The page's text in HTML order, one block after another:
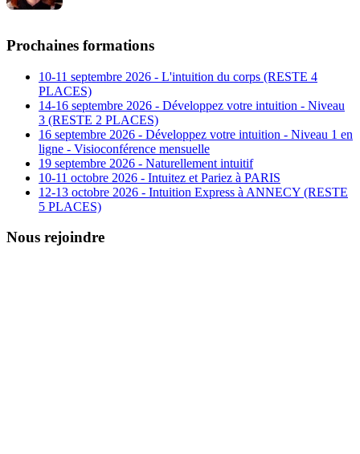
Prochaines formations
10-11 septembre 2026 - L'intuition du corps (RESTE 4
PLACES)
14-16 septembre 2026 - Développez votre intuition - Niveau
3 (RESTE 2 PLACES)
16 septembre 2026 - Développez votre intuition - Niveau 1 en
ligne - Visioconférence mensuelle
19 septembre 2026 - Naturellement intuitif
10-11 octobre 2026 - Intuitez et Pariez à PARIS
12-13 octobre 2026 - Intuition Express à ANNECY (RESTE
5 PLACES)
Nous rejoindre